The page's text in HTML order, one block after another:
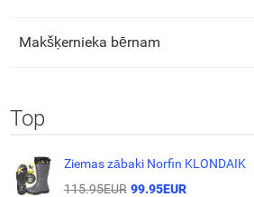
Makšķernieka bērnam
Top
Ziemas zābaki Norfin KLONDAIK
115.95EUR 99.95EUR